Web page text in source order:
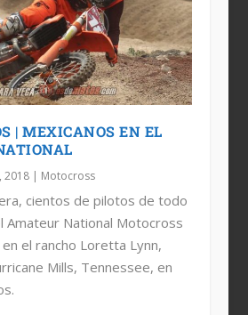
EN LORETTA
AL NATIONAL MX
| MEXICANOS EN EL
2018| Motocross
cientos de pilotos de todo
Amateur National Motocross
en el rancho Loretta Lynn,
Mills, Tennessee, en